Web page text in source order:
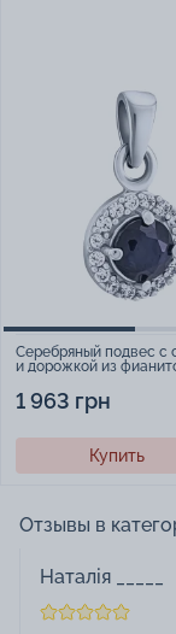
Серебряный подвес с
и дорожкой из
1 963 грн
Купить
Отзывы в
Наталія _____